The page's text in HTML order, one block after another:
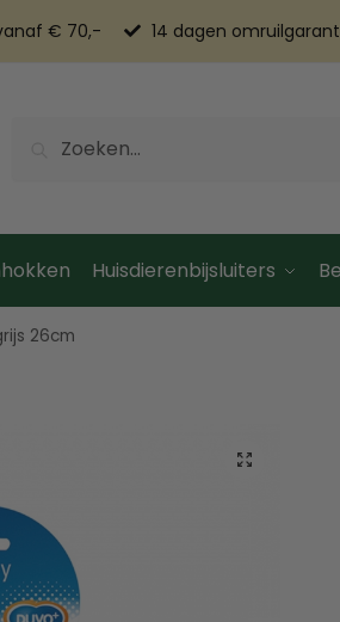
€ 70,- 14 dagen
Huisdierenbijsluiters
26cm